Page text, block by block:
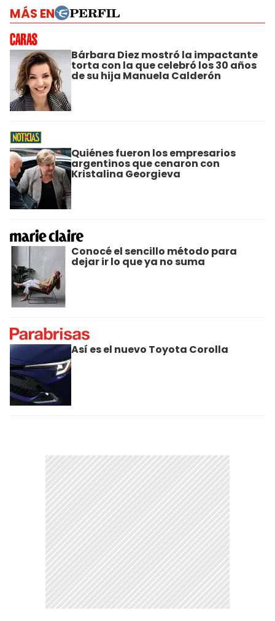
MÁS EN
Bárbara Diez mostró la impactante
torta con la que celebró los 30 años
de su hija Manuela Calderón
Quiénes fueron los empresarios
argentinos que cenaron con
Kristalina Georgieva
Conocé el sencillo método para
dejar ir lo que ya no suma
Así es el nuevo Toyota Corolla